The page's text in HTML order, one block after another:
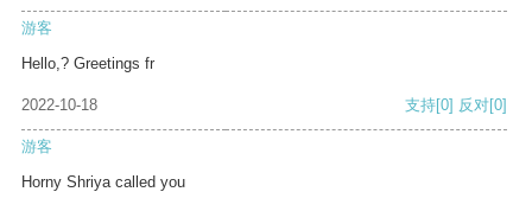
游客
Hello,? Greetings fr
2022-10-18 支持[0] 反对[0]
游客
Horny Shriya called you